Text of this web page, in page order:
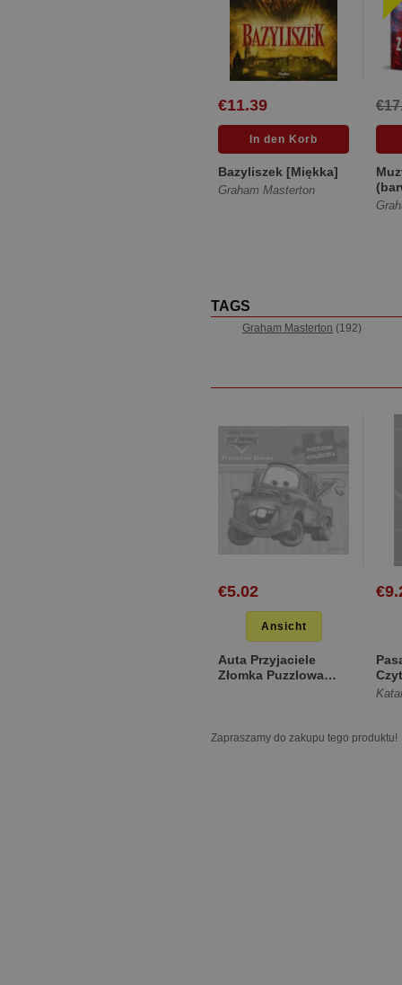
€11.39
Bazyliszek [Miękka]
Graham Masterton
TAGS
Graham Masterton (192)
€5.02
Ansicht
Auta Przyjaciele
Złomka Puzzlowa
Zapraszamy do zakupu tego produktu!